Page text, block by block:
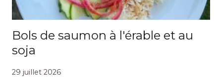
Bols de saumon à l'érable et au
soja
29 juillet 2026